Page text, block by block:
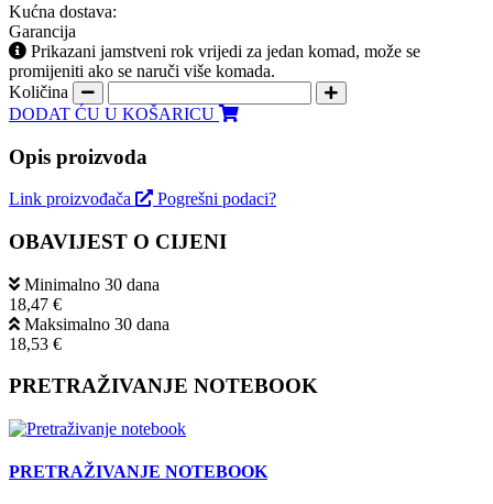
Kućna dostava:
Garancija
Prikazani jamstveni rok vrijedi za jedan komad, može se
promijeniti ako se naruči više komada.
Količina
DODAT ĆU U KOŠARICU
Opis proizvoda
Link proizvođača Pogrešni podaci?
OBAVIJEST O CIJENI
Minimalno 30 dana
18,47 €
Maksimalno 30 dana
18,53 €
PRETRAŽIVANJE NOTEBOOK
PRETRAŽIVANJE NOTEBOOK